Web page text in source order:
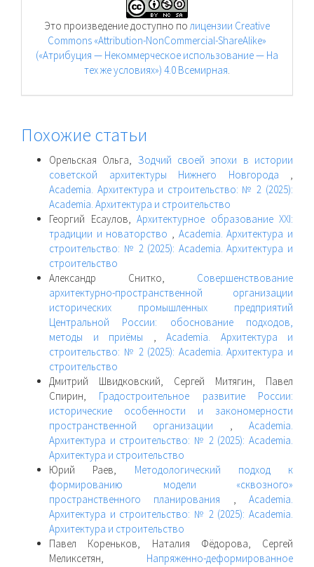
Это произведение доступно полицензии Creative
Commons «Attribution-NonCommercial-ShareAlike»
(«Атрибуция — Некоммерческое использование — На
тех же условиях») 4.0 Всемирная.
Похожие статьи
Орельская Ольга, Зодчий своей эпохи в истории
советской архитектуры Нижнего Новгорода ,
Academia. Архитектура и строительство: № 2 (2025):
Academia. Архитектура и строительство
Георгий Есаулов, Архитектурное образование XXI:
традиции и новаторство , Academia. Архитектура и
строительство: № 2 (2025): Academia. Архитектура и
строительство
Александр Снитко, Совершенствование
архитектурно-пространственной организации
исторических промышленных предприятий
Центральной России: обоснование подходов,
методы и приёмы , Academia. Архитектура и
строительство: № 2 (2025): Academia. Архитектура и
строительство
Дмитрий Швидковский, Сергей Митягин, Павел
Спирин, Градостроительное развитие России:
исторические особенности и закономерности
пространственной организации ,Academia.
Архитектура и строительство: № 2 (2025): Academia.
Архитектура и строительство
Юрий Раев, Методологический подход к
формированию модели «сквозного»
пространственного планирования ,Academia.
Архитектура и строительство: № 2 (2025): Academia.
Архитектура и строительство
Павел Кореньков, Наталия Фёдорова, Сергей
Меликсетян, Напряженно-деформированное